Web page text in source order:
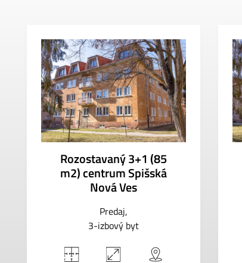
Rozostavaný 3+1 (85
m2) centrum Spišská
Nová Ves
Predaj
3-izbový byt